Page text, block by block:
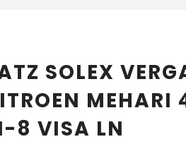
SOLEX
MEHARI
8 VISA LN